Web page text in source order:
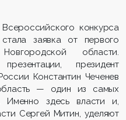
конкурса
заявка от первого
области.
президент
Константин Чеченев
— один из самых
Именно здесь власти и,
Сергей Митин, уделяют